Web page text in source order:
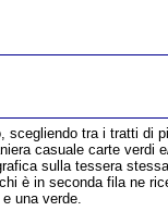
scegliendo tra i tratti di
casuale carte verdi
sulla tessera
è in seconda fila ne
una verde.